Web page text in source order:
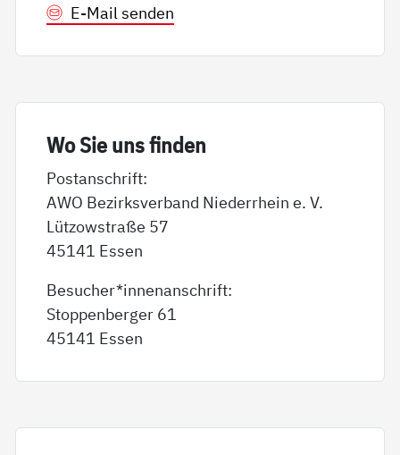
E-Mail senden
Wo Sie uns fin­den
Postanschrift:
AWO Bezirksverband Niederrhein e. V.
Lützowstraße 57
45141 Essen
Besucher*innenanschrift:
Stoppenberger 61
45141 Essen